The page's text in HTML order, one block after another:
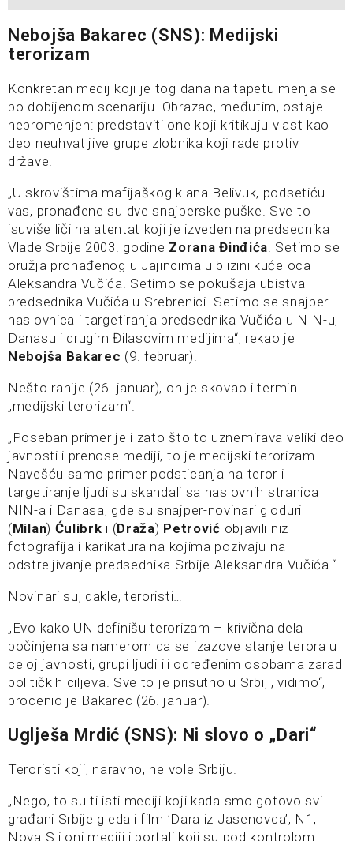
Nebojša Bakarec (SNS): Medijski
terorizam
Konkretan medij koji je tog dana na tapetu menja se
po dobijenom scenariju. Obrazac, međutim, ostaje
nepromenjen: predstaviti one koji kritikuju vlast kao
deo neuhvatljive grupe zlobnika koji rade protiv
države.
„U skrovištima mafijaškog klana Belivuk, podsetiću
vas, pronađene su dve snajperske puške. Sve to
isuviše liči na atentat koji je izveden na predsednika
Vlade Srbije 2003. godine Zorana Đinđića . Setimo se
oružja pronađenog u Jajincima u blizini kuće oca
Aleksandra Vučića. Setimo se pokušaja ubistva
predsednika Vučića u Srebrenici. Setimo se snajper
naslovnica i targetiranja predsednika Vučića u NIN-u,
Danasu i drugim Đilasovim medijima“, rekao je
Nebojša Bakarec (9. februar).
Nešto ranije (26. januar), on je skovao i termin
„medijski terorizam“.
„Poseban primer je i zato što to uznemirava veliki deo
javnosti i prenose mediji, to je medijski terorizam.
Navešću samo primer podsticanja na teror i
targetiranje ljudi su skandali sa naslovnih stranica
NIN-a i Danasa, gde su snajper-novinari gloduri
(Milan) Ćulibrk i (Draža) Petrović objavili niz
fotografija i karikatura na kojima pozivaju na
odstreljivanje predsednika Srbije Aleksandra Vučića.“
Novinari su, dakle, teroristi…
„Evo kako UN definišu terorizam – krivična dela
počinjena sa namerom da se izazove stanje terora u
celoj javnosti, grupi ljudi ili određenim osobama zarad
političkih ciljeva. Sve to je prisutno u Srbiji, vidimo“,
procenio je Bakarec (26. januar).
Uglješa Mrdić (SNS): Ni slovo o „Dari“
Teroristi koji, naravno, ne vole Srbiju.
„Nego, to su ti isti mediji koji kada smo gotovo svi
građani Srbije gledali film ’Dara iz Jasenovca’, N1,
Nova S i oni mediji i portali koji su pod kontrolom